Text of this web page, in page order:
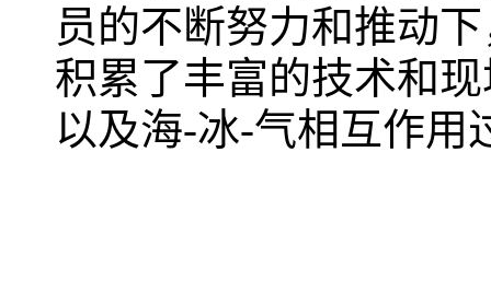
员的不断努力和推动
积累了丰富的技术和
以及海-冰-气相互作用